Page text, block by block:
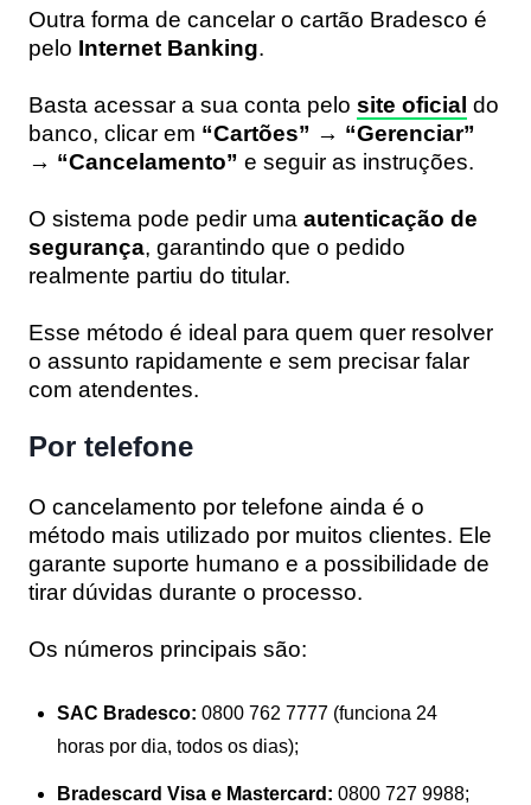
Outra forma de cancelar o cartão Bradesco é
pelo Internet Banking.
Basta acessar a sua conta pelo site oficial do
banco, clicar em “Cartões” → “Gerenciar”
→ “Cancelamento” e seguir as instruções.
O sistema pode pedir uma autenticação de
segurança, garantindo que o pedido
realmente partiu do titular.
Esse método é ideal para quem quer resolver
o assunto rapidamente e sem precisar falar
com atendentes.
Por telefone
O cancelamento por telefone ainda é o
método mais utilizado por muitos clientes. Ele
garante suporte humano e a possibilidade de
tirar dúvidas durante o processo.
Os números principais são:
SAC Bradesco: 0800 762 7777 (funciona 24
horas por dia, todos os dias);
Bradescard Visa e Mastercard: 0800 727 9988;